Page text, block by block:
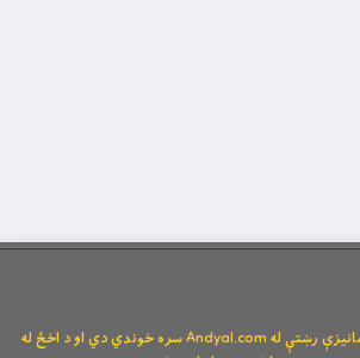
د وېبپاڼې ټولې توکیزې او مانیزې رښتې له Andyal.com سره خوندي دي او د اخځ له